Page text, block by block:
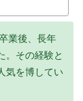
業後、長年
。その経験と
気を博してい